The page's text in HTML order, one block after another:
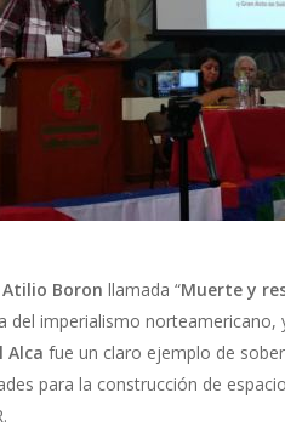
Atilio Boron llamada “Muerte y
del imperialismo
Alca fue un claro ejemplo de
para la construcción de